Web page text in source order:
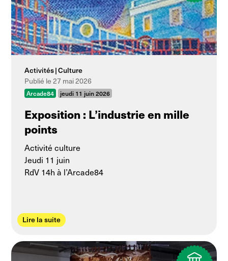
Activités Culture
Publié le 27 mai 2026
Arcade84 jeudi 11 juin 2026
Exposition : L’industrie en mille
points
Activité culture
Jeudi 11 juin
RdV 14h à l’Arcade84
Lire la suite